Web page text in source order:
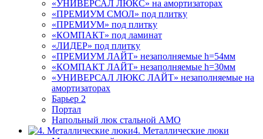
«УНИВЕРСАЛ ЛЮКС» на амортизаторах
«ПРЕМИУМ СМОЛ» под плитку
«ПРЕМИУМ» под плитку
«КОМПАКТ» под ламинат
«ЛИДЕР» под плитку
«ПРЕМИУМ ЛАЙТ» незаполняемые h=54мм
«КОМПАКТ ЛАЙТ» незаполняемые h=30мм
«УНИВЕРСАЛ ЛЮКС ЛАЙТ» незаполняемые на
амортизаторах
Барьер 2
Портал
Напольный люк стальной АМО
4. Металлические люки